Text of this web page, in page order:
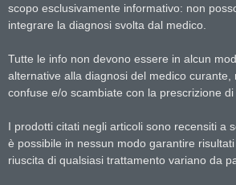
scopo esclusivamente informativo: non
integrare la diagnosi svolta dal medico.
Tutte le info non devono essere in alcun
alternative alla diagnosi del medico curante,
confuse e/o scambiate con la prescrizione di
I prodotti citati negli articoli sono recensiti a
è possibile in nessun modo garantire
riuscita di qualsiasi trattamento variano da